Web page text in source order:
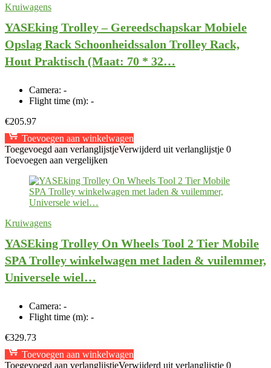
Kruiwagens
YASEking Trolley – Gereedschapskar Mobiele
Opslag Rack Schoonheidssalon Trolley Rack,
Hout Praktisch (Maat: 70 * 32…
Camera: -
Flight time (m): -
€205.97
Toevoegen aan winkelwagen
Toegevoegd aan verlanglijstjeVerwijderd uit verlanglijstje 0
Toevoegen aan vergelijken
Kruiwagens
YASEking Trolley On Wheels Tool 2 Tier Mobile
SPA Trolley winkelwagen met laden & vuilemmer,
Universele wiel…
Camera: -
Flight time (m): -
€329.73
Toevoegen aan winkelwagen
Toegevoegd aan verlanglijstjeVerwijderd uit verlanglijstje 0